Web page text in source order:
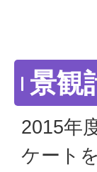
景観
2015年
ケート